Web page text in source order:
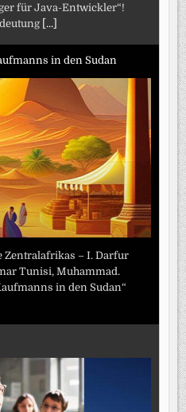
für Java-Entwickler“!
[...]
in den Sudan
Zentralafrikas – I. Darfur
Tunisi, Muhammad.
in den Sudan“